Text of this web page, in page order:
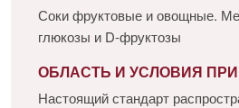
Соки фруктовые и овощные.
глюкозы и D-фруктозы
ОБЛАСТЬ И УСЛОВИЯ
Настоящий стандарт